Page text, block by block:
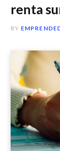
renta
BY